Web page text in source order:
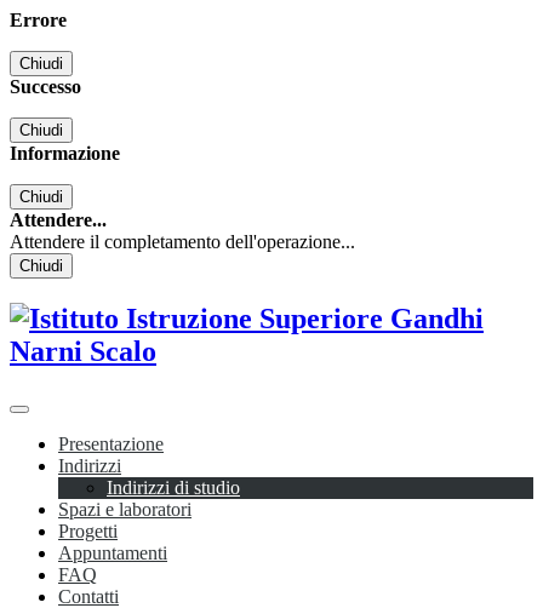
Errore
Chiudi
Successo
Chiudi
Informazione
Chiudi
Attendere...
Attendere il completamento dell'operazione...
Chiudi
Presentazione
Indirizzi
Indirizzi di studio
Spazi e laboratori
Progetti
Appuntamenti
FAQ
Contatti